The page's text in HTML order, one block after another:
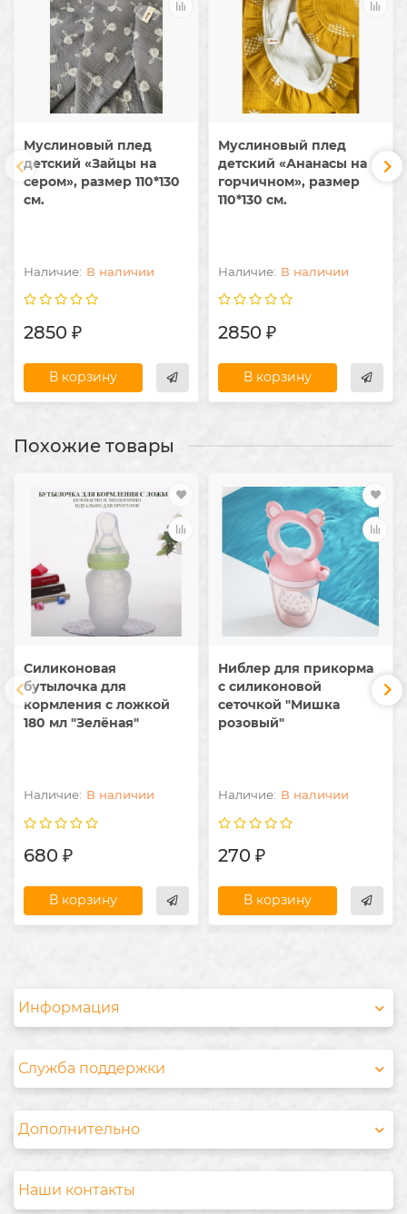
Муслиновый плед
детский «Зайцы на
сером», размер 110*130
см.
В наличии
2850 ₽
В корзину
Муслиновый плед
детский «Ананасы на
горчичном», размер
110*130 см.
В наличии
2850 ₽
В корзину
Похожие товары
Силиконовая
бутылочка для
кормления с ложкой
180 мл "Зелёная"
В наличии
680 ₽
В корзину
Ниблер для прикорма
с силиконовой
сеточкой "Мишка
розовый"
В наличии
270 ₽
В корзину
Информация
Служба поддержки
Дополнительно
Наши контакты